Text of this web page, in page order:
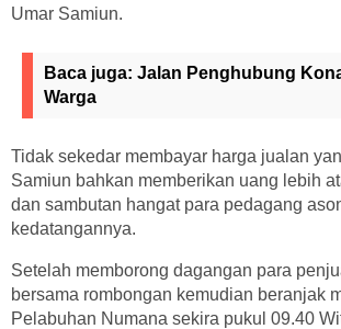
Umar Samiun.
Baca juga: Jalan Penghubung
Warga
Tidak sekedar membayar harga jualan
Samiun bahkan memberikan uang lebih
dan sambutan hangat para pedagang
kedatangannya.
Setelah memborong dagangan para
bersama rombongan kemudian beranjak
Pelabuhan Numana sekira pukul 09.40